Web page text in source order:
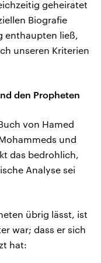
geheiratet
Biografie
enthaupten ließ,
unseren Kriterien
den Propheten
von Hamed
und
das bedrohlich,
Analyse sei
übrig lässt, ist
war; dass er sich
hat: